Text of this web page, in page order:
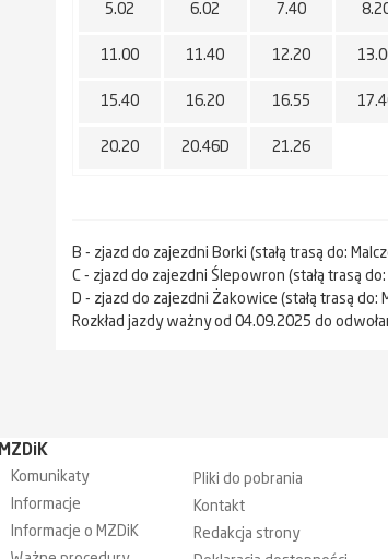
5.02 6.02 7.40
11.00 11.40 12.20
15.40 16.20 16.55
20.20 20.46D 21.26
B - zjazd do zajezdni Borki (stałą trasą do:
C - zjazd do zajezdni Ślepowron (stałą trasą
D - zjazd do zajezdni Żakowice (stałą trasą
Rozkład jazdy ważny od 04.09.2025 do
MZDiK
Komunikaty
Informacje
Informacje o MZDiK
Pliki do pobrania
Kontakt
Redakcja strony